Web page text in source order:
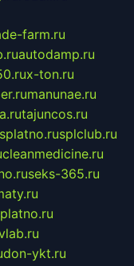
farm.ru
autodamp.ru
x-ton.ru
manunae.ru
tajuncos.ru
splclub.ru
cleanmedicine.ru
seks-365.ru
don-ykt.ru